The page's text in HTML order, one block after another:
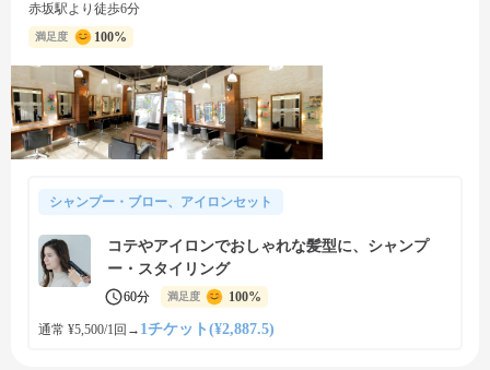
赤坂駅より徒歩6分
満足度 100%
シャンプー・ブロー、アイロンセット
コテやアイロンでおしゃれな髪型に、シャンプ
ー・スタイリング
60分 満足度 100%
通常 ¥5,500/1回 → 1チケット(¥2,887.5)